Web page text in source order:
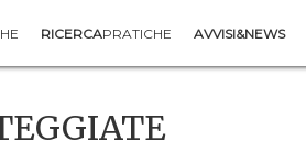
RICERCAPRATICHE AVVISI&NEWS